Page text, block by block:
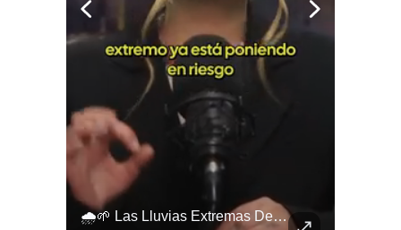
🌧️🌱 Las Lluvias Extremas Dejaron En Evidencia La Vulnerabilidad Del Campo Chileno.